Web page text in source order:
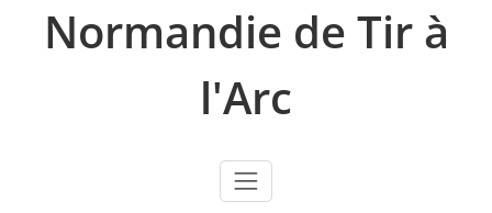
Normandie de Tir à
l'Arc